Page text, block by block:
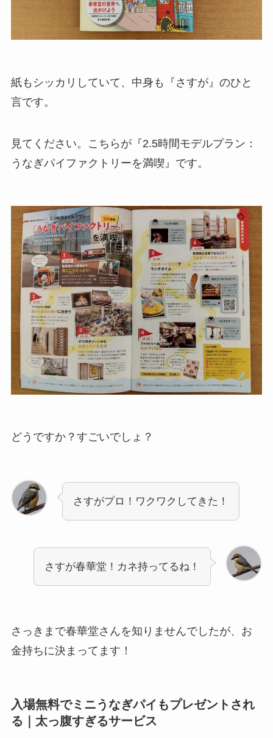
紙もシッカリしていて、中身も『さすが』のひと
言です。
見てください。こちらが『2.5時間モデルプラン：
うなぎパイファクトリーを満喫』です。
どうですか？すごいでしょ？
さすがプロ！ワクワクしてきた！
さすが春華堂！カネ持ってるね！
さっきまで春華堂さんを知りませんでしたが、お
金持ちに決まってます！
入場無料でミニうなぎパイもプレゼントされ
る｜太っ腹すぎるサービス